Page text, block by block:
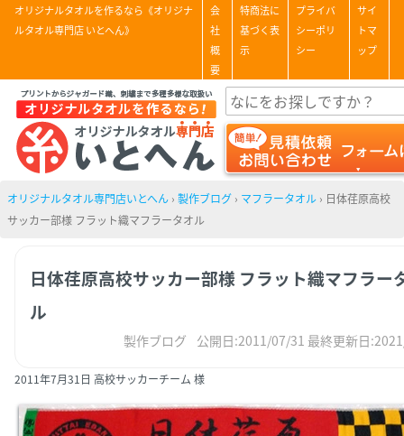
オリジナルタオルを作るなら《オリジナ
ルタオル専門店 いとへん》
会
社
概
要
特商法に
基づく表
示
プライバ
シーポリ
シー
サイ
トマ
ップ
オリジナルタオル専門店いとへん › 製作ブログ › マフラータオル › 日体荏原高校
サッカー部様 フラット織マフラータオル
日体荏原高校サッカー部様 フラット織マフラー
ル
製作ブログ 公開日:2011/07/31 最終更新日
2011年7月31日 高校サッカーチーム 様